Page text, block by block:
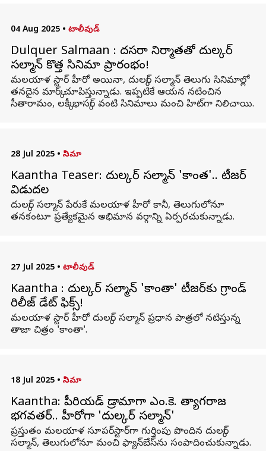
04 Aug 2025 • టాలీవుడ్
Dulquer Salmaan : దసరా నిర్మాతతో దుల్కర్
సల్మాన్ కొత్త సినిమా ప్రారంభం!
మలయాళ స్టార్ హీరో అయినా, దుల్కర్ సల్మాన్ తెలుగు సినిమాల్లో
తనదైన మార్క్ చూపిస్తున్నాడు. ఇప్పటికే ఆయన నటించిన
సీతారామం, లక్కీ భాస్కర్ వంటి సినిమాలు మంచి హిట్‌గా నిలిచాయి.
28 Jul 2025 • సినిమా
Kaantha Teaser: దుల్కర్‌ సల్మాన్‌ 'కాంత'.. టీజర్‌
విడుదల
దుల్కర్ సల్మాన్ పేరుకే మలయాళ హీరో కానీ, తెలుగులోనూ
తనకంటూ ప్రత్యేకమైన అభిమాన వర్గాన్ని ఏర్పరచుకున్నాడు.
27 Jul 2025 • టాలీవుడ్
Kaantha : దుల్కర్ సల్మాన్ 'కాంతా' టీజర్‌కు గ్రాండ్
రిలీజ్ డేట్ ఫిక్స్!
మలయాళ స్టార్‌ హీరో దుల్కర్ సల్మాన్ ప్రధాన పాత్రలో నటిస్తున్న
తాజా చిత్రం 'కాంతా'.
18 Jul 2025 • సినిమా
Kaantha: పీరియడ్ డ్రామాగా ఎం.కె. త్యాగరాజ
భగవతర్.. హీరోగా 'దుల్కర్ సల్మాన్'
ప్రస్తుతం మలయాళ సూపర్‌స్టార్‌గా గుర్తింపు పొందిన దుల్కర్
సల్మాన్, తెలుగులోనూ మంచి ఫ్యాన్‌బేస్‌ను సంపాదించుకున్నాడు.